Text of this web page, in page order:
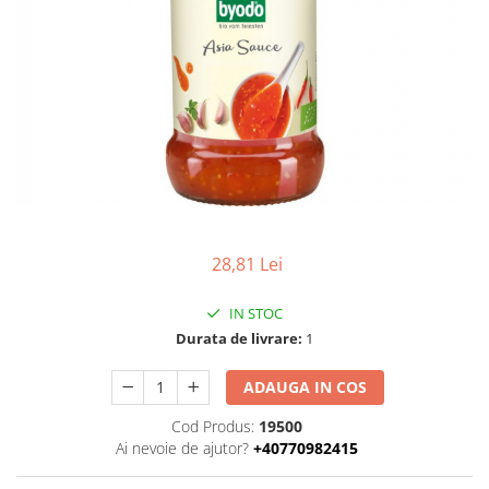
Ciocolata, cacao si cafea
Cafea bio din cereale
Sare si mixuri de sare
Dulceata si creme bio
Compoturi bio
28,81 Lei
IN STOC
Durata de livrare: 1
ADAUGA IN COS
Cod Produs: 19500
Ai nevoie de ajutor? +40770982415